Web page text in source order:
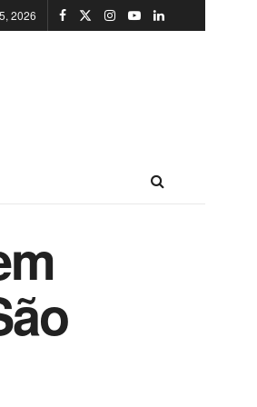
2026